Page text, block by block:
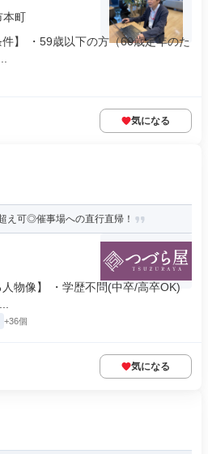
本町
】 ・59歳以下の方（60歳定年のた
気になる
え可◎催事場への直行直帰！
物像】 ・学歴不問(中卒/高卒OK)
+36個
気になる